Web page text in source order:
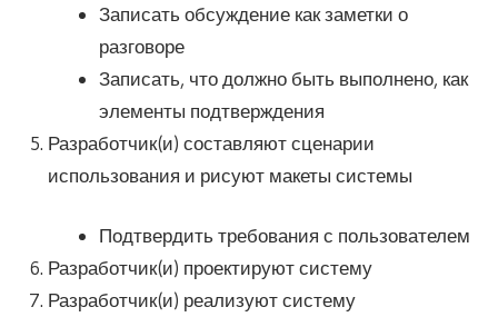
Записать обсуждение как заметки о
разговоре
Записать, что должно быть выполнено, как
элементы подтверждения
Разработчик(и) составляют сценарии
использования и рисуют макеты системы
Подтвердить требования с пользователем
Разработчик(и) проектируют систему
Разработчик(и) реализуют систему